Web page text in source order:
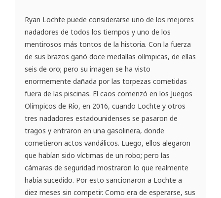
Ryan Lochte puede considerarse uno de los mejores
nadadores de todos los tiempos y uno de los
mentirosos más tontos de la historia. Con la fuerza
de sus brazos ganó doce medallas olímpicas, de ellas
seis de oro; pero su imagen se ha visto
enormemente dañada por las torpezas cometidas
fuera de las piscinas. El caos comenzó en los Juegos
Olímpicos de Río, en 2016, cuando Lochte y otros
tres nadadores estadounidenses se pasaron de
tragos y entraron en una gasolinera, donde
cometieron actos vandálicos. Luego, ellos alegaron
que habían sido víctimas de un robo; pero las
cámaras de seguridad mostraron lo que realmente
había sucedido. Por esto sancionaron a Lochte a
diez meses sin competir. Como era de esperarse, sus